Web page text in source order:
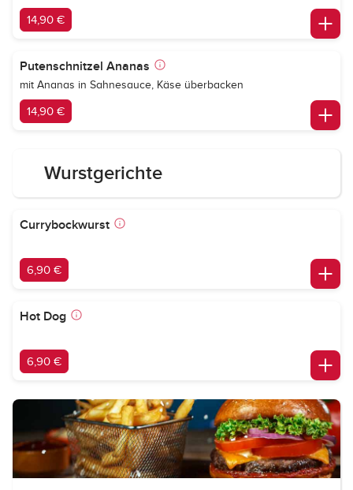
14,90 €
Putenschnitzel Ananas
mit Ananas in Sahnesauce, Käse überbacken
14,90 €
Wurstgerichte
Currybockwurst
6,90 €
Hot Dog
6,90 €